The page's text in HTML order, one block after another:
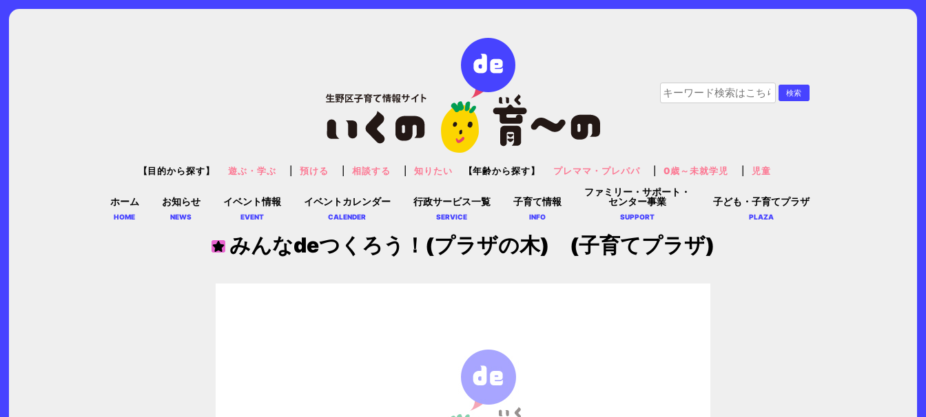
ホーム
HOME
お知らせ
NEWS
イベント情報
EVENT
イベントカレンダー
CALENDER
行政サービス一覧
SERVICE
子育て情報
INFO
ファミリー・サポート・
センター事業
SUPPORT
子ども・子育てプラザ
PLAZA
【目的から探す】 遊ぶ・学ぶ 預ける 相談する 知りたい 【年齢から探す】 プレママ・プレパパ 0歳～未就学児 児童
みんなdeつくろう！(プラザの木) (子育てプラザ)